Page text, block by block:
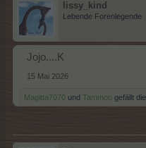
lissy_kind
Lebende Forenlegende
Jojo....K
15 Mai 2026
Magitta7070 und Tammoo gefällt